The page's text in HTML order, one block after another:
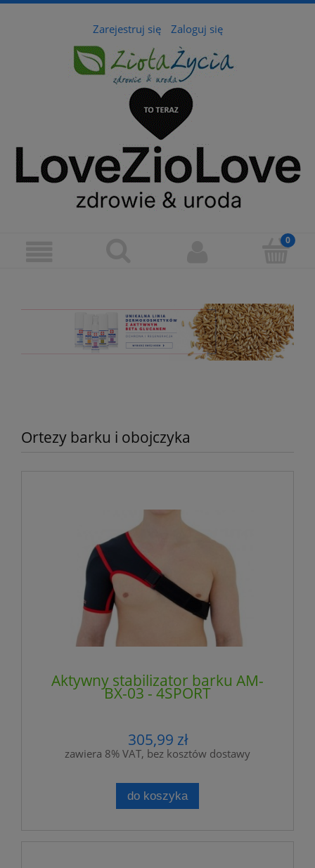
Zarejestruj się Zaloguj się
Ortezy barku i obojczyka
Aktywny stabilizator barku AM-
BX-03 - 4SPORT
305,99 zł
zawiera 8% VAT, bez kosztów dostawy
do koszyka